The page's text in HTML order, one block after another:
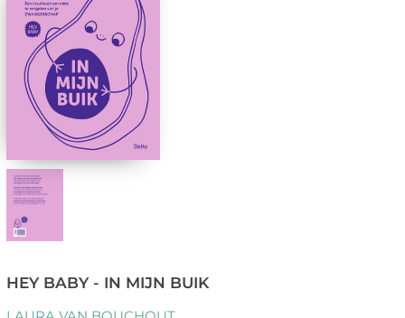
HEY BABY - IN MIJN BUIK